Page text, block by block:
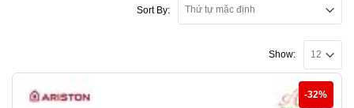
Sort By:
Show:
-32%